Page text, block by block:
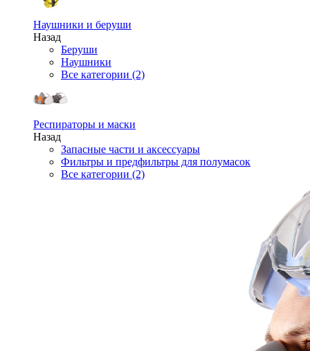
Наушники и беруши
Назад
Беруши
Наушники
Все категории (2)
Респираторы и маски
Назад
Запасные части и аксессуары
Фильтры и предфильтры для полумасок
Все категории (2)